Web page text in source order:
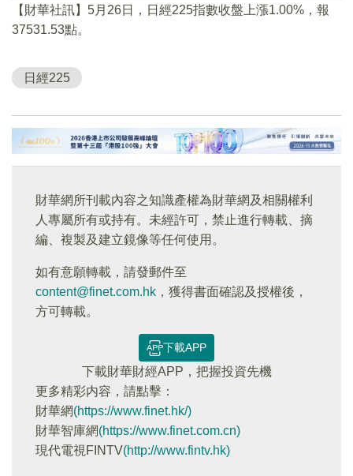
【財華社訊】5月26日，日經225指數收盤上漲1.00%，報
37531.53點。
日經225
財華網所刊載內容之知識產權為財華網及相關權利
人專屬所有或持有。未經許可，禁止進行轉載、摘
編、複製及建立鏡像等任何使用。
如有意願轉載，請發郵件至
content@finet.com.hk ，獲得書面確認及授權後，
方可轉載。
下載APP
下載財華財經APP，把握投資先機
更多精彩内容，請點擊：
財華網(https://www.finet.hk/)
財華智庫網(https://www.finet.com.cn)
現代電視FINTV(http://www.fintv.hk)